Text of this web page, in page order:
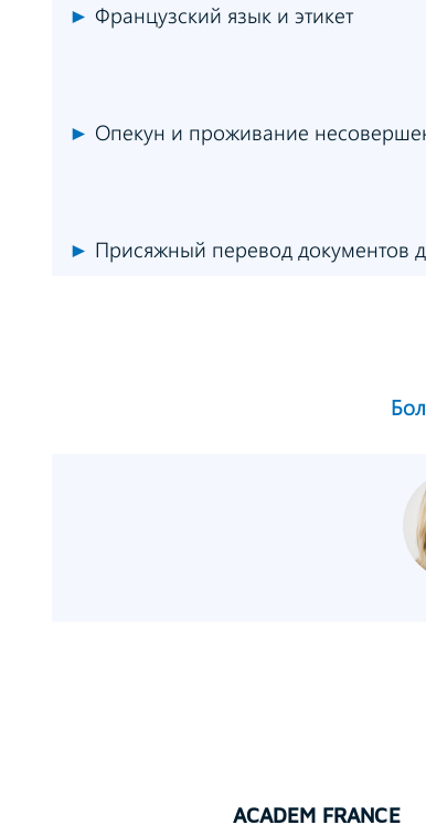
► Французский язык и этикет
► Опекун и проживание
► Присяжный перевод документов
ACADEM FRANCE